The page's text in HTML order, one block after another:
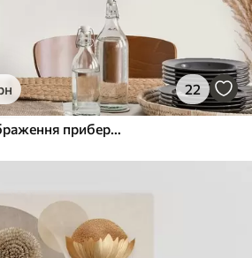
22
Імпресіоністське зображення прибережного селища з лимонним деревом